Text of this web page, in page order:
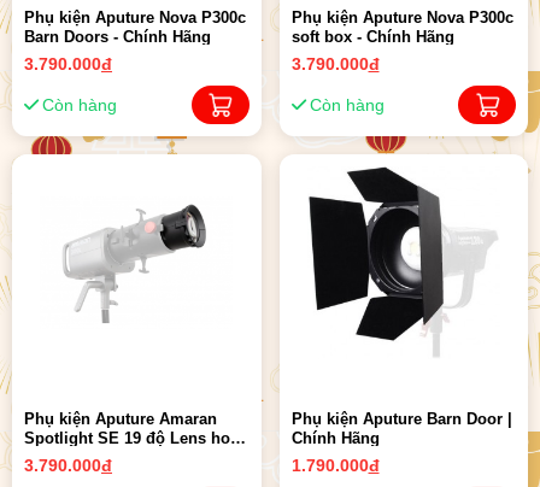
Phụ kiện Aputure Nova P300c
Barn Doors - Chính Hãng
3.790.000đ
Còn hàng
Phụ kiện Aputure Nova P300c
soft box - Chính Hãng
3.790.000đ
Còn hàng
Phụ kiện Aputure Amaran
Spotlight SE 19 độ Lens hoặc
36 độ ( New 05/2023 ) | Chính
Hãng
3.790.000đ
Phụ kiện Aputure Barn Door |
Chính Hãng
1.790.000đ